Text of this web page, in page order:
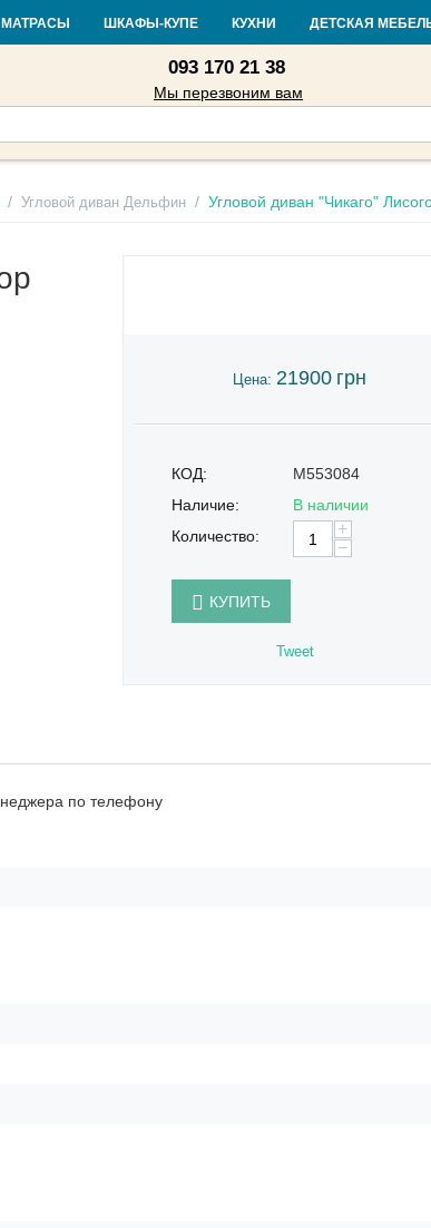
Доставка и оплата Гарантия и возврат Кредит Статьи и
093 170 21 38
Мы перезвоним вам
МАТРАСЫ ШКАФЫ-КУПЕ КУХНИ ДЕТСКАЯ
/ Угловой диван Дельфин / Угловой диван "Чикаго"
Цена: 21900 грн
КОД:
M553084
Наличие:
В наличии
Количество:
+
−
КУПИТЬ
Tweet
по телефону